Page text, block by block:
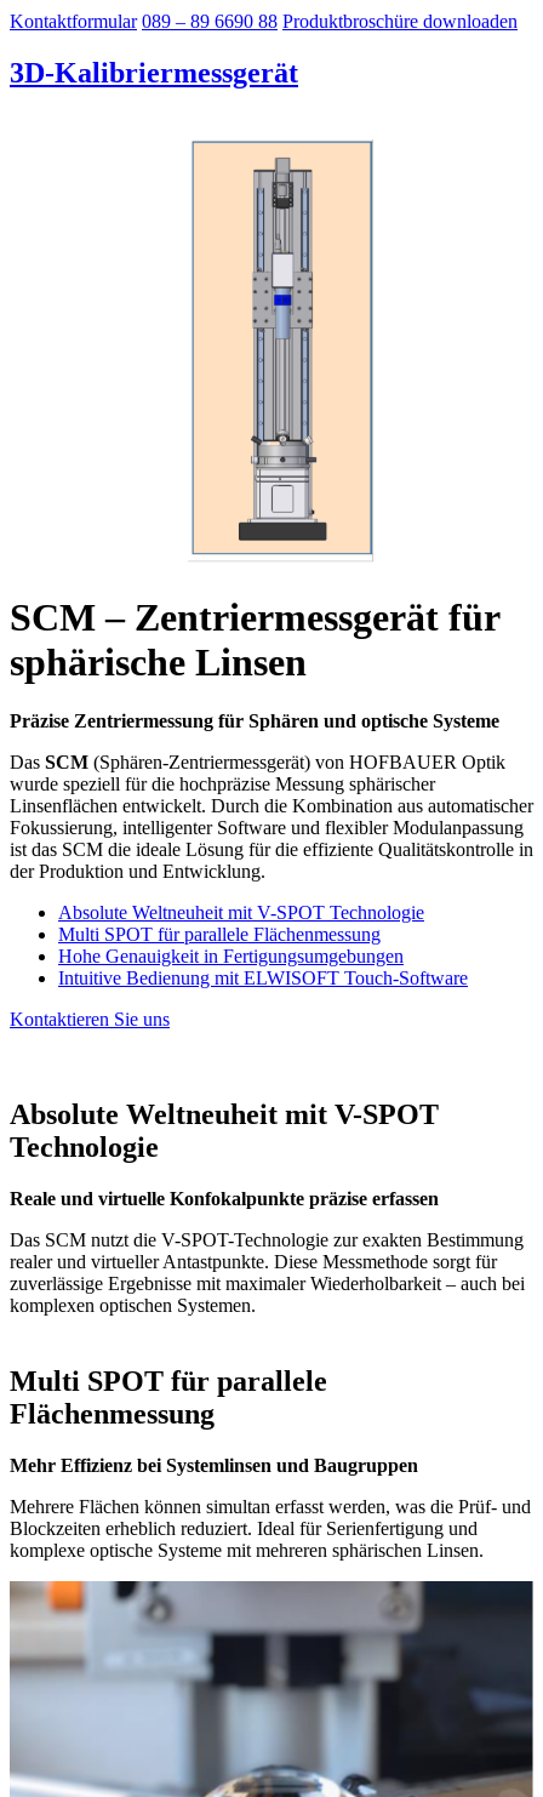
Kontaktformular 089 – 89 6690 88 Produktbroschüre downloaden
3D-Kalibriermessgerät
SCM – Zentriermessgerät für
sphärische Linsen
Präzise Zentriermessung für Sphären und optische Systeme
Das SCM (Sphären-Zentriermessgerät) von HOFBAUER Optik
wurde speziell für die hochpräzise Messung sphärischer
Linsenflächen entwickelt. Durch die Kombination aus automatischer
Fokussierung, intelligenter Software und flexibler Modulanpassung
ist das SCM die ideale Lösung für die effiziente Qualitätskontrolle in
der Produktion und Entwicklung.
Absolute Weltneuheit mit V-SPOT Technologie
Multi SPOT für parallele Flächenmessung
Hohe Genauigkeit in Fertigungsumgebungen
Intuitive Bedienung mit ELWISOFT Touch-Software
Kontaktieren Sie uns
Absolute Weltneuheit mit V-SPOT
Technologie
Reale und virtuelle Konfokalpunkte präzise erfassen
Das SCM nutzt die V-SPOT-Technologie zur exakten Bestimmung
realer und virtueller Antastpunkte. Diese Messmethode sorgt für
zuverlässige Ergebnisse mit maximaler Wiederholbarkeit – auch bei
komplexen optischen Systemen.
Multi SPOT für parallele
Flächenmessung
Mehr Effizienz bei Systemlinsen und Baugruppen
Mehrere Flächen können simultan erfasst werden, was die Prüf- und
Blockzeiten erheblich reduziert. Ideal für Serienfertigung und
komplexe optische Systeme mit mehreren sphärischen Linsen.